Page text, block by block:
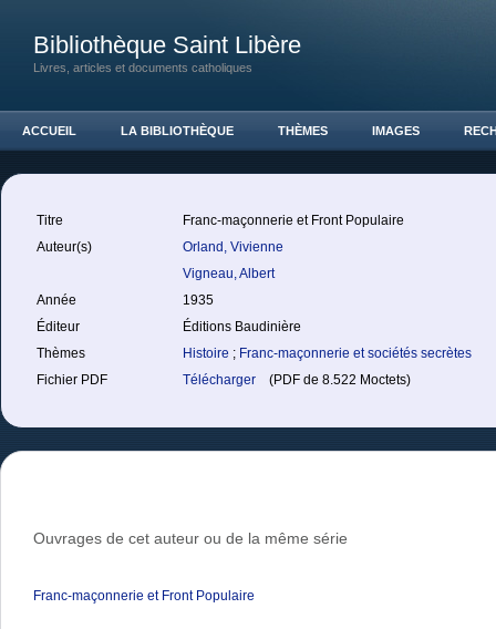
Bibliothèque Saint Libère
Livres, articles et documents catholiques
ACCUEIL LA BIBLIOTHÈQUE THÈMES IMAGES
Titre
Franc-maçonnerie et Front Populaire
Auteur(s)
Orland, Vivienne
Vigneau, Albert
Année
1935
Éditeur
Éditions Baudinière
Thèmes
Histoire ; Franc-maçonnerie et sociétés secrètes
Fichier PDF
Télécharger (PDF de 8.522 Moctets)
Ouvrages de cet auteur ou de la même série
Franc-maçonnerie et Front Populaire